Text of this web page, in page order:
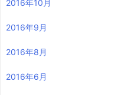
2016年10月
2016年9月
2016年8月
2016年6月